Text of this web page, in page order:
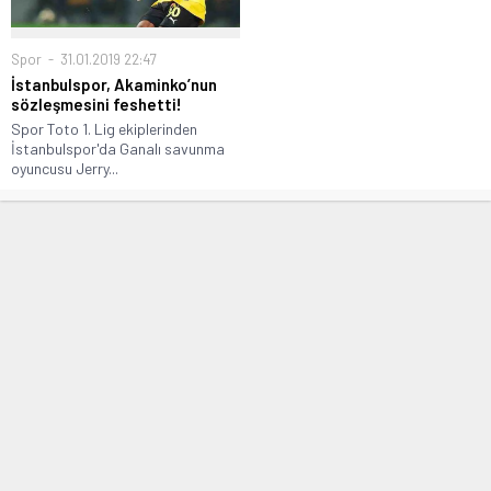
Spor 31.01.2019 22:47
İstanbulspor, Akaminko’nun
sözleşmesini feshetti!
Spor Toto 1. Lig ekiplerinden
İstanbulspor'da Ganalı savunma
oyuncusu Jerry...